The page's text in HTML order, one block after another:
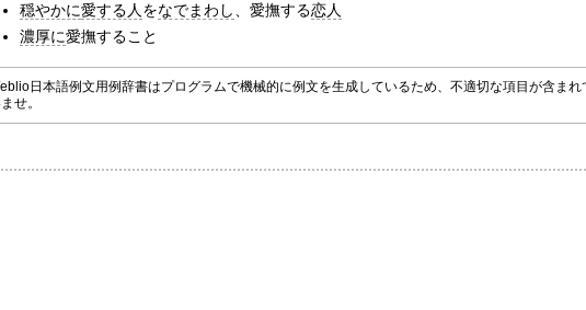
穏やかに愛する人をなでまわし、愛撫する恋人
濃厚に愛撫すること
日本語例文用例辞書はプログラムで機械的に例文を生成しているため、不適切な項目が含ま
せ。